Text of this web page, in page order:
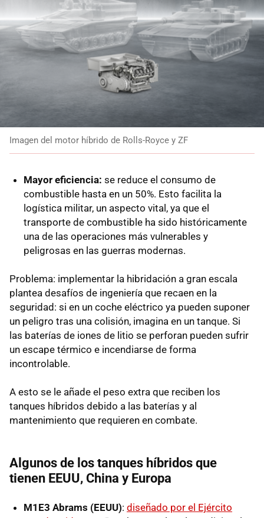
Imagen del motor híbrido de Rolls-Royce y ZF
Mayor eficiencia: se reduce el consumo de
combustible hasta en un 50%. Esto facilita la
logística militar, un aspecto vital, ya que el
transporte de combustible ha sido históricamente
una de las operaciones más vulnerables y
peligrosas en las guerras modernas.
Problema: implementar la hibridación a gran escala
plantea desafíos de ingeniería que recaen en la
seguridad: si en un coche eléctrico ya pueden suponer
un peligro tras una colisión, imagina en un tanque. Si
las baterías de iones de litio se perforan pueden sufrir
un escape térmico e incendiarse de forma
incontrolable.
A esto se le añade el peso extra que reciben los
tanques híbridos debido a las baterías y al
mantenimiento que requieren en combate.
Algunos de los tanques híbridos que
tienen EEUU, China y Europa
M1E3 Abrams (EEUU): diseñado por el Ejército